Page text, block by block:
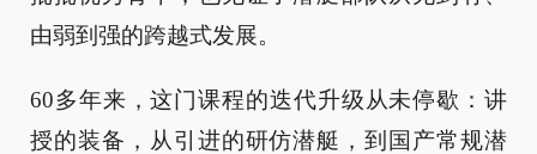
由弱到强的跨越式发展。
60多年来，这门课程的迭代升级从未停歇：讲
授的装备，从引进的研仿潜艇，到国产常规潜